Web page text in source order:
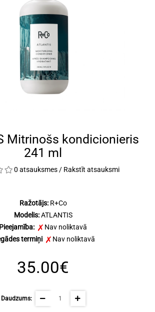
Mitrinošs kondicionieris
241 ml
0 atsauksmes / Rakstīt atsauksmi
Ražotājs: R+Co
Modelis:ATLANTIS
Pieejamība:
Nav noliktavā
termiņi
Nav noliktavā
35.00€
Daudzums: